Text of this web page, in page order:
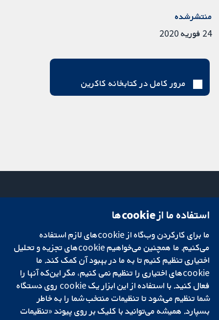
منتشرشده
24 فوریه 2020
مرور کامل در کتابخانه کاکرین
تحقیقات قابل
اعتماد.
تصمیم‌گیری آگاهانه.
سلامت بهتر.
میدان کاوندیش
لندن
W1G 0AN
بریتانیا
دفتر رسانه‌ای
درباره ما
فرصت‌های
شغلی
Cochrane
Library
استفاده ما از cookie‌ها
ما برای کارکردن وب‌گاه از cookie‌های لازم استفاده
می‌کنیم. ما همچنین می‌خواهیم cookie‌های تجزیه و تحلیل
اختیاری تنظیم کنیم تا به ما در بهبود آن کمک کند. ما
cookie‌های اختیاری را تنظیم نمی کنیم، مگر این‌که آنها را
فعال کنید. با استفاده از این ابزار یک cookie‌ روی دستگاه
شما تنظیم می‌شود تا تنظیمات منتخب شما را به خاطر
بسپارد. همیشه می‌توانید با کلیک بر روی پیوند «تنظیمات